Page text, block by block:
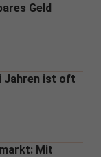
Geld
Jahren ist oft
Mit